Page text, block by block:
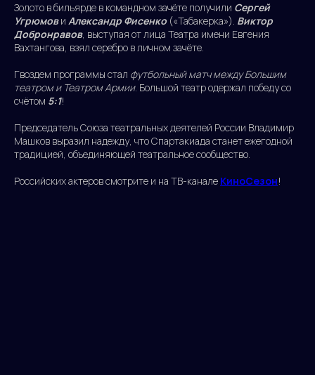
Золото в бильярде в командном зачёте получили Сергей
Угрюмов и Александр Фисенко(«Табакерка»). Виктор
Добронравов, выступая от лица Театра имени Евгения
Вахтангова, взял серебро в личном зачёте.
Гвоздем программы стал футбольный матч между Большим
театром и Театром Армии. Большой театр одержал победу со
счётом 5:1!
Председатель Союза театральных деятелей России Владимир
Машков выразил надежду, что Спартакиада станет ежегодной
традицией, объединяющей театральное сообщество.
Российских актеров смотрите и на ТВ-канале КиноСезон!